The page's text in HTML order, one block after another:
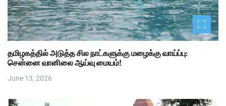
தமிழகத்தில் அடுத்த சில நாட்களுக்கு மழைக்கு வாய்ப்பு:
சென்னை வானிலை ஆய்வு மையம்!
June 13, 2026